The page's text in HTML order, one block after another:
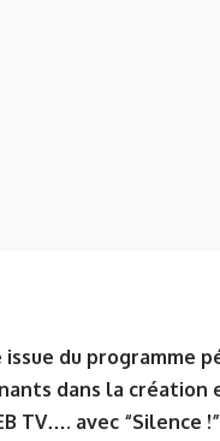
issue du programme
dans la
TV…. avec “Silence